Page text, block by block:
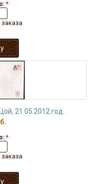
*
21.05.2012 год.
*